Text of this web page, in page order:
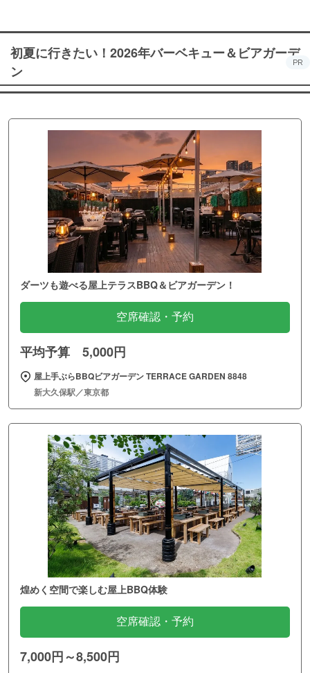
初夏に行きたい！2026年バーベキュー＆ビアガーデ
ン
PR
ダーツも遊べる屋上テラスBBQ＆ビアガーデン！
空席確認・予約
平均予算 5,000円
屋上手ぶらBBQビアガーデン TERRACE GARDEN 8848
新大久保駅／東京都
煌めく空間で楽しむ屋上BBQ体験
空席確認・予約
7,000円～8,500円